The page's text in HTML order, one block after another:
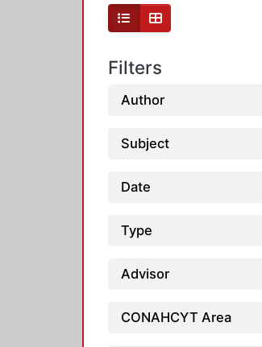
Filters
Author
Subject
Date
Type
Advisor
CONAHCYT Area